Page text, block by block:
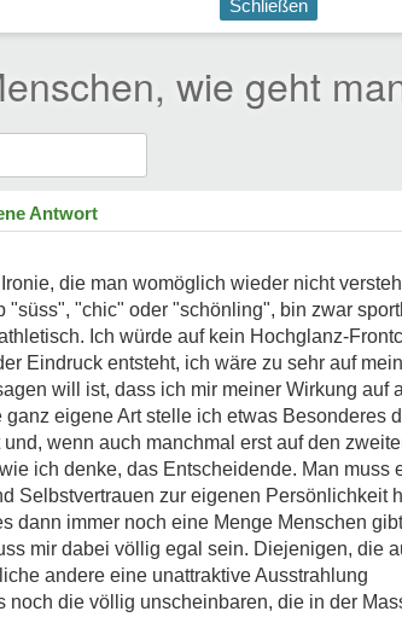
Schließen
wie geht
Antwort
die man womöglich wieder nicht
"süss", "chic" oder "schönling", bin zwar
Ich würde auf kein Hochglanz-
Eindruck entsteht, ich wäre zu sehr auf
will ist, dass ich mir meiner Wirkung auf
ganz eigene Art stelle ich etwas Besonderes
wenn auch manchmal erst auf den
ich denke, das Entscheidende. Man muss
Selbstvertrauen zur eigenen Persönlichkeit
dann immer noch eine Menge Menschen
mir dabei völlig egal sein. Diejenigen, die
andere eine unattraktive Ausstrahlung
noch die völlig unscheinbaren, die in der